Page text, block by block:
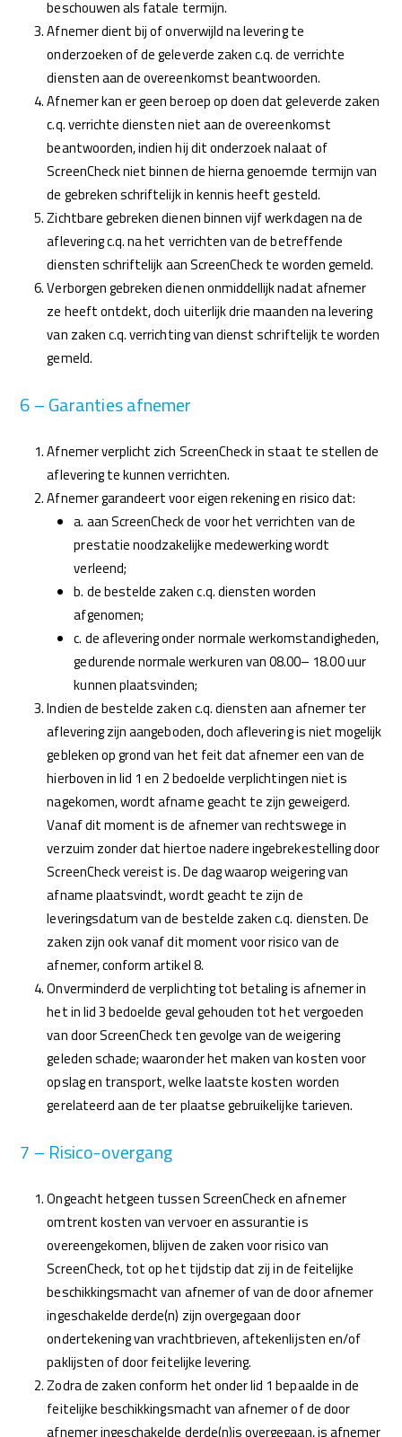
beschouwen als fatale termijn.
Afnemer dient bij of onverwijld na levering te
onderzoeken of de geleverde zaken c.q. de verrichte
diensten aan de overeenkomst beantwoorden.
Afnemer kan er geen beroep op doen dat geleverde zaken
c.q. verrichte diensten niet aan de overeenkomst
beantwoorden, indien hij dit onderzoek nalaat of
ScreenCheck niet binnen de hierna genoemde termijn van
de gebreken schriftelijk in kennis heeft gesteld.
Zichtbare gebreken dienen binnen vijf werkdagen na de
aflevering c.q. na het verrichten van de betreffende
diensten schriftelijk aan ScreenCheck te worden gemeld.
Verborgen gebreken dienen onmiddellijk nadat afnemer
ze heeft ontdekt, doch uiterlijk drie maanden na levering
van zaken c.q. verrichting van dienst schriftelijk te worden
gemeld.
6 – Garanties afnemer
Afnemer verplicht zich ScreenCheck in staat te stellen de
aflevering te kunnen verrichten.
Afnemer garandeert voor eigen rekening en risico dat:
a. aan ScreenCheck de voor het verrichten van de
prestatie noodzakelijke medewerking wordt
verleend;
b. de bestelde zaken c.q. diensten worden
afgenomen;
c. de aflevering onder normale werkomstandigheden,
gedurende normale werkuren van 08.00– 18.00 uur
kunnen plaatsvinden;
Indien de bestelde zaken c.q. diensten aan afnemer ter
aflevering zijn aangeboden, doch aflevering is niet mogelijk
gebleken op grond van het feit dat afnemer een van de
hierboven in lid 1 en 2 bedoelde verplichtingen niet is
nagekomen, wordt afname geacht te zijn geweigerd.
Vanaf dit moment is de afnemer van rechtswege in
verzuim zonder dat hiertoe nadere ingebrekestelling door
ScreenCheck vereist is. De dag waarop weigering van
afname plaatsvindt, wordt geacht te zijn de
leveringsdatum van de bestelde zaken c.q. diensten. De
zaken zijn ook vanaf dit moment voor risico van de
afnemer, conform artikel 8.
Onverminderd de verplichting tot betaling is afnemer in
het in lid 3 bedoelde geval gehouden tot het vergoeden
van door ScreenCheck ten gevolge van de weigering
geleden schade; waaronder het maken van kosten voor
opslag en transport, welke laatste kosten worden
gerelateerd aan de ter plaatse gebruikelijke tarieven.
7 – Risico-overgang
Ongeacht hetgeen tussen ScreenCheck en afnemer
omtrent kosten van vervoer en assurantie is
overeengekomen, blijven de zaken voor risico van
ScreenCheck, tot op het tijdstip dat zij in de feitelijke
beschikkingsmacht van afnemer of van de door afnemer
ingeschakelde derde(n) zijn overgegaan door
ondertekening van vrachtbrieven, aftekenlijsten en/of
paklijsten of door feitelijke levering.
Zodra de zaken conform het onder lid 1 bepaalde in de
feitelijke beschikkingsmacht van afnemer of de door
afnemer ingeschakelde derde(n)is overgegaan, is afnemer